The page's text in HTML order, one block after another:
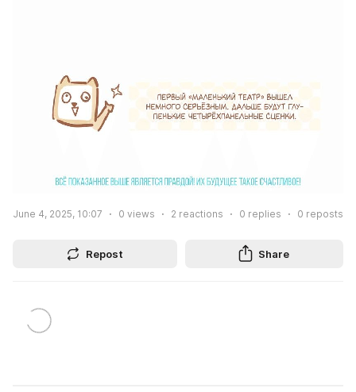
June 4, 2025, 10:07 0 views 2 reactions 0 replies 0 reposts
Repost Share